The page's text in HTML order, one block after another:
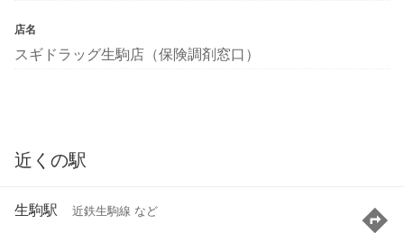
店名
スギドラッグ生駒店（保険調剤窓口）
近くの駅
生駒駅 近鉄生駒線 など